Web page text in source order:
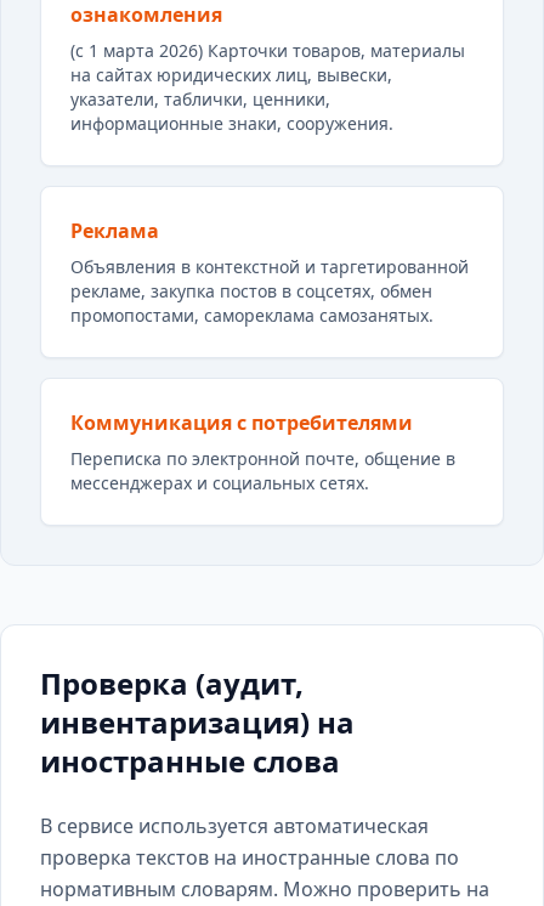
ознакомления
(с 1 марта 2026) Карточки товаров, материалы
на сайтах юридических лиц, вывески,
указатели, таблички, ценники,
информационные знаки, сооружения.
Реклама
Объявления в контекстной и таргетированной
рекламе, закупка постов в соцсетях, обмен
промопостами, самореклама самозанятых.
Коммуникация с потребителями
Переписка по электронной почте, общение в
мессенджерах и социальных сетях.
Проверка (аудит,
инвентаризация) на
иностранные слова
В сервисе используется автоматическая
проверка текстов на иностранные слова по
нормативным словарям. Можно проверить на